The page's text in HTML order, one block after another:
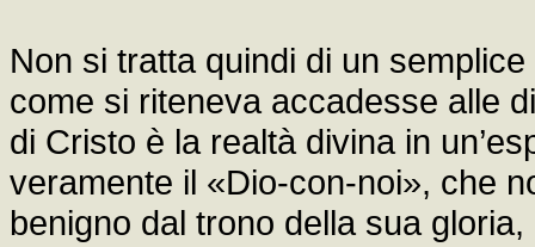
Non si tratta quindi di un
come si riteneva accadesse alle
di Cristo è la realtà divina in
veramente il «Dio-con-noi», che
benigno dal trono della sua